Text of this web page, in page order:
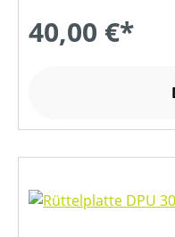
40,00 €*